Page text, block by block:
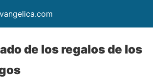
de los regalos de los